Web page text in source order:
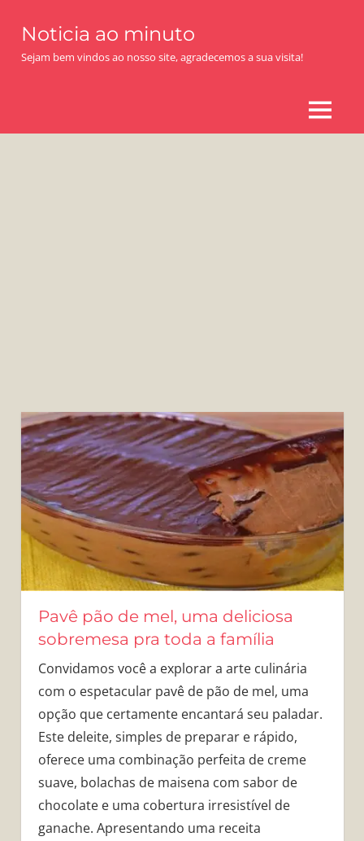
content
Noticia ao minuto
Sejam bem vindos ao nosso site, agradecemos a sua visita!
MENU
Pavê pão de mel, uma deliciosa
sobremesa pra toda a família
Convidamos você a explorar a arte culinária
com o espetacular pavê de pão de mel, uma
opção que certamente encantará seu paladar.
Este deleite, simples de preparar e rápido,
oferece uma combinação perfeita de creme
suave, bolachas de maisena com sabor de
chocolate e uma cobertura irresistível de
ganache. Apresentando uma receita